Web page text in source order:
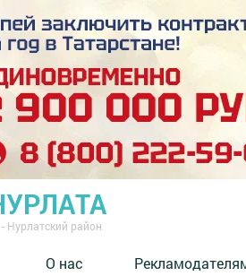
Нурлатский район
О нас